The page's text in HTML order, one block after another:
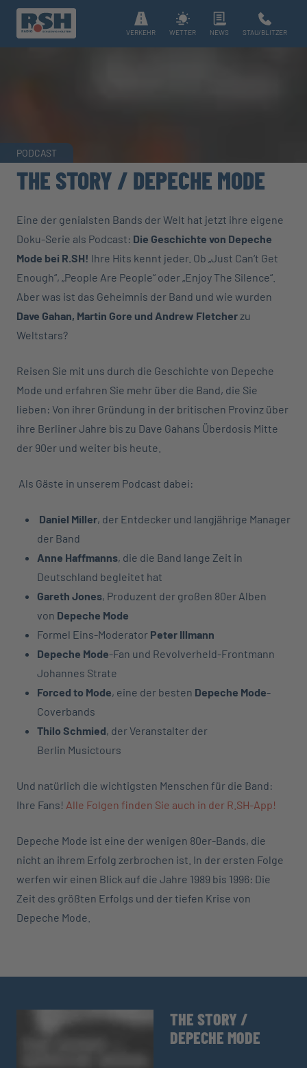
VERKEHR WETTER NEWS STAU/BLITZER
PODCAST
THE STORY / DEPECHE MODE
Eine der genialsten Bands der Welt hat jetzt ihre eigene
Doku-Serie als Podcast: Die Geschichte von Depeche
Mode bei R.SH! Ihre Hits kennt jeder. Ob „Just Can‘t Get
Enough“, „People Are People“ oder „Enjoy The Silence“.
Aber was ist das Geheimnis der Band und wie wurden
Dave Gahan, Martin Gore und Andrew Fletcherzu
Weltstars?
Reisen Sie mit uns durch die Geschichte von Depeche
Mode und erfahren Sie mehr über die Band, die Sie
lieben: Von ihrer Gründung in der britischen Provinz über
ihre Berliner Jahre bis zu Dave Gahans Überdosis Mitte
der 90er und weiter bis heute.
Als Gäste in unserem Podcast dabei:
Daniel Miller, der Entdecker und langjährige Manager
der Band
Anne Haffmanns, die die Band lange Zeit in
Deutschland begleitet hat
Gareth Jones, Produzent der großen 80er Alben
von Depeche Mode
Formel Eins-Moderator Peter Illmann
Depeche Mode-Fan und Revolverheld-Frontmann
Johannes Strate
Forced to Mode, eine der besten Depeche Mode-
Coverbands
Thilo Schmied, der Veranstalter der
Berlin Musictours
Und natürlich die wichtigsten Menschen für die Band:
Ihre Fans! Alle Folgen finden Sie auch in der R.SH-App!
Depeche Mode ist eine der wenigen 80er-Bands, die
nicht an ihrem Erfolg zerbrochen ist. In der ersten Folge
werfen wir einen Blick auf die Jahre 1989 bis 1996: Die
Zeit des größten Erfolgs und der tiefen Krise von
Depeche Mode.
THE STORY /
DEPECHE MODE